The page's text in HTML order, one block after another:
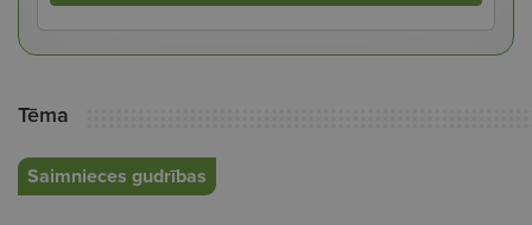
Tēma
Saimnieces gudrības